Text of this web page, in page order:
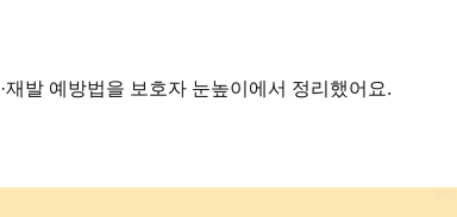
발 예방법을 보호자 눈높이에서 정리했어요.